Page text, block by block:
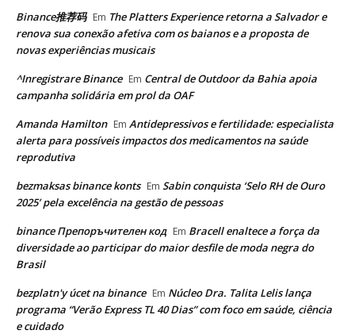
Binance推荐码 Em The Platters Experience retorna a Salvador e
renova sua conexão afetiva com os baianos e a proposta de
novas experiências musicais
^Inregistrare Binance Em Central de Outdoor da Bahia apoia
campanha solidária em prol da OAF
Amanda Hamilton Em Antidepressivos e fertilidade: especialista
alerta para possíveis impactos dos medicamentos na saúde
reprodutiva
bezmaksas binance konts Em Sabin conquista ‘Selo RH de Ouro
2025’ pela excelência na gestão de pessoas
binance Препоръчителен код Em Bracell enaltece a força da
diversidade ao participar do maior desfile de moda negra do
Brasil
bezplatn'y úcet na binance Em Núcleo Dra. Talita Lelis lança
programa “Verão Express TL 40 Dias” com foco em saúde, ciência
e cuidado